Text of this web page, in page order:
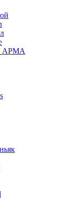
АРМА